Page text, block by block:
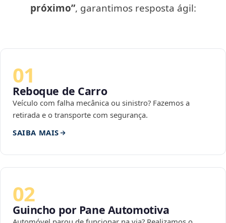
próximo”, garantimos resposta ágil:
01
Reboque de Carro
Veículo com falha mecânica ou sinistro? Fazemos a
retirada e o transporte com segurança.
SAIBA MAIS
02
Guincho por Pane Automotiva